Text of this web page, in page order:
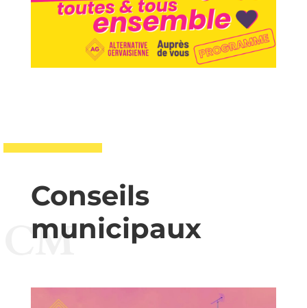
Conseils
municipaux
CM